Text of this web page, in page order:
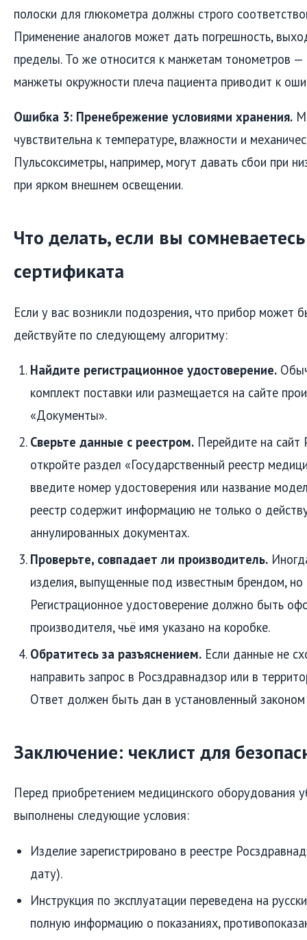
полоски для глюкометра должны строго
Применение аналогов может дать погрешность,
пределы. То же относится к манжетам тонометров —
манжеты окружности плеча пациента приводит к
Ошибка 3: Пренебрежение условиями хранения.
чувствительна к температуре, влажности и
Пульсоксиметры, например, могут давать сбои при
при ярком внешнем освещении.
Что делать, если вы
сертификата
Если у вас возникли подозрения, что прибор может
действуйте по следующему алгоритму:
Найдите регистрационное удостоверение.
комплект поставки или размещается на сайте
«Документы».
Сверьте данные с реестром. Перейдите на сайт
откройте раздел «Государственный реестр
введите номер удостоверения или название
реестр содержит информацию не только о
аннулированных документах.
Проверьте, совпадает ли производитель.
изделия, выпущенные под известным брендом, но
Регистрационное удостоверение должно быть
производителя, чьё имя указано на коробке.
Обратитесь за разъяснением. Если данные не
направить запрос в Росздравнадзор или в
Ответ должен быть дан в установленный законом
Заключение: чеклист для
Перед приобретением медицинского оборудования
выполнены следующие условия:
Изделие зарегистрировано в реестре
дату).
Инструкция по эксплуатации переведена на
полную информацию о показаниях,